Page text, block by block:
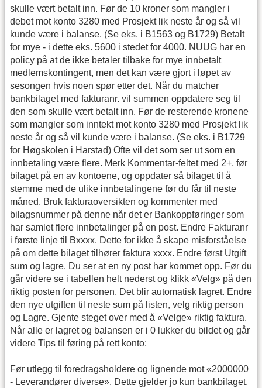
skulle vært betalt inn. Før de 10 kroner som mangler i
debet mot konto 3280 med Prosjekt lik neste år og så vil
kunde være i balanse. (Se eks. i B1563 og B1729) Betalt
for mye - i dette eks. 5600 i stedet for 4000. NUUG har en
policy på at de ikke betaler tilbake for mye innbetalt
medlemskontingent, men det kan være gjort i løpet av
sesongen hvis noen spør etter det. Når du matcher
bankbilaget med fakturanr. vil summen oppdatere seg til
den som skulle vært betalt inn. Før de resterende kronene
som mangler som inntekt mot konto 3280 med Prosjekt lik
neste år og så vil kunde være i balanse. (Se eks. i B1729
for Høgskolen i Harstad) Ofte vil det som ser ut som en
innbetaling være flere. Merk Kommentar-feltet med 2+, før
bilaget på en av kontoene, og oppdater så bilaget til å
stemme med de ulike innbetalingene før du får til neste
måned. Bruk fakturaoversikten og kommenter med
bilagsnummer på denne når det er Bankoppføringer som
har samlet flere innbetalinger på en post. Endre Fakturanr
i første linje til Bxxxx. Dette for ikke å skape misforståelse
på om dette bilaget tilhører faktura xxxx. Endre først Utgift
sum og lagre. Du ser at en ny post har kommet opp. Før du
går videre se i tabellen helt nederst og klikk «Velg» på den
riktig posten for personen. Det blir automatisk lagret. Endre
den nye utgiften til neste sum på listen, velg riktig person
og Lagre. Gjente steget over med å «Velge» riktig faktura.
Når alle er lagret og balansen er i 0 lukker du bildet og går
videre Tips til føring på rett konto:
Før utlegg til foredragsholdere og lignende mot «2000000
- Leverandører diverse». Dette gjelder jo kun bankbilaget,